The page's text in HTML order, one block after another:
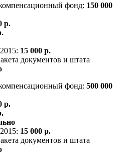
фонд: 150 000
р.
15 000 р.
документов и штата
фонд: 500 000
р.
15 000 р.
документов и штата